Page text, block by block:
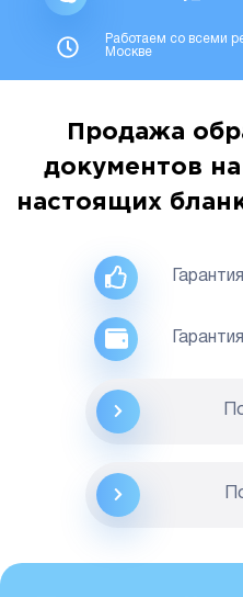
Работаем со всеми
Москве
Продажа
документов
настоящих